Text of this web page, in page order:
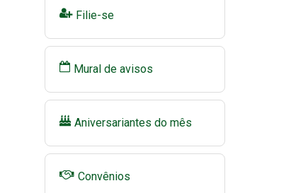
Filie-se
Mural de avisos
Aniversariantes do mês
Convênios